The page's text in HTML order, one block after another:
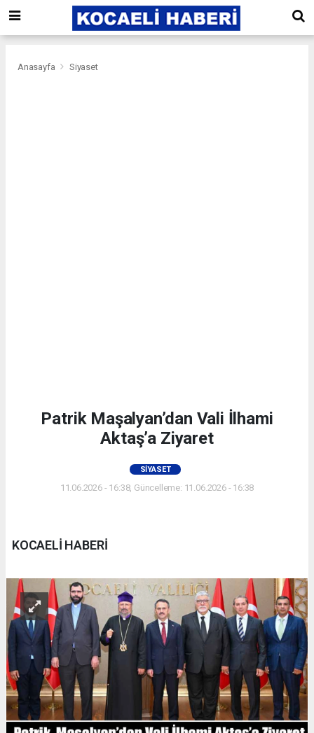
Anasayfa Siyaset
Patrik Maşalyan’dan Vali İlhami
Aktaş’a Ziyaret
SIYASET
11.06.2026 - 16:38, Güncelleme: 11.06.2026 - 16:38
KOCAELİ HABERİ